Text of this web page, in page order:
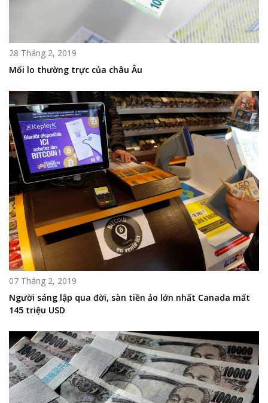
28 Tháng 2, 2019
Mối lo thường trực của châu Âu
07 Tháng 2, 2019
Người sáng lập qua đời, sàn tiền ảo lớn nhất Canada mất
145 triệu USD